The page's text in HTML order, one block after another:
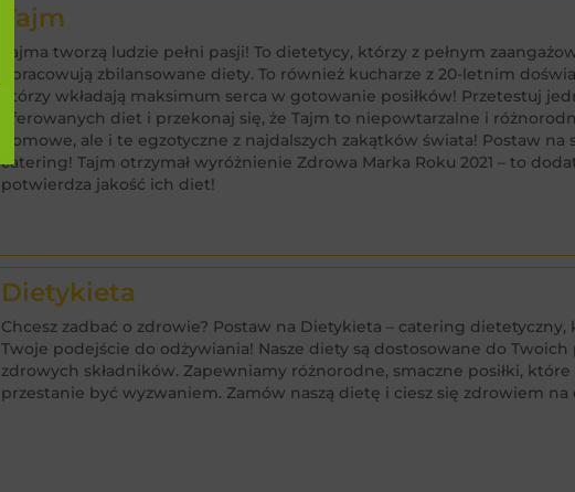
Tajm
Tajma tworzą ludzie pełni pasji! To dietetycy, którzy z pełnym
opracowują zbilansowane diety. To również kucharze z 20-letnim
którzy wkładają maksimum serca w gotowanie posiłków! Przetestuj
oferowanych diet i przekonaj się, że Tajm to niepowtarzalne i
domowe, ale i te egzotyczne z najdalszych zakątków świata! Postaw na
catering! Tajm otrzymał wyróżnienie Zdrowa Marka Roku 2021 – to
potwierdza jakość ich diet!
Dietykieta
Chcesz zadbać o zdrowie? Postaw na Dietykieta – catering
Twoje podejście do odżywiania! Nasze diety są dostosowane do Twoich
zdrowych składników. Zapewniamy różnorodne, smaczne posiłki,
przestanie być wyzwaniem. Zamów naszą dietę i ciesz się zdrowiem na